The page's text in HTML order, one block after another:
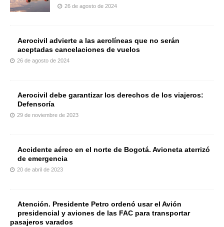
26 de agosto de 2024
Aerocivil advierte a las aerolíneas que no serán
aceptadas cancelaciones de vuelos
26 de agosto de 2024
Aerocivil debe garantizar los derechos de los viajeros:
Defensoría
29 de noviembre de 2023
Accidente aéreo en el norte de Bogotá. Avioneta aterrizó
de emergencia
20 de abril de 2023
Atención. Presidente Petro ordenó usar el Avión
presidencial y aviones de las FAC para transportar
pasajeros varados